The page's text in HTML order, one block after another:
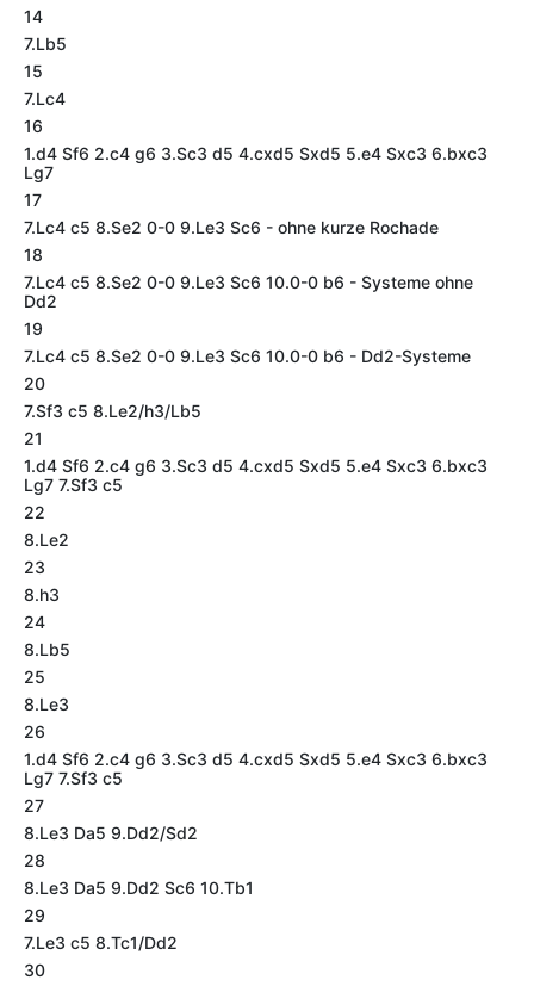
14
7.Lb5
15
7.Lc4
16
1.d4 Sf6 2.c4 g6 3.Sc3 d5 4.cxd5 Sxd5 5.e4 Sxc3 6.bxc3
Lg7
17
7.Lc4 c5 8.Se2 0-0 9.Le3 Sc6 - ohne kurze Rochade
18
7.Lc4 c5 8.Se2 0-0 9.Le3 Sc6 10.0-0 b6 - Systeme ohne
Dd2
19
7.Lc4 c5 8.Se2 0-0 9.Le3 Sc6 10.0-0 b6 - Dd2-Systeme
20
7.Sf3 c5 8.Le2/h3/Lb5
21
1.d4 Sf6 2.c4 g6 3.Sc3 d5 4.cxd5 Sxd5 5.e4 Sxc3 6.bxc3
Lg7 7.Sf3 c5
22
8.Le2
23
8.h3
24
8.Lb5
25
8.Le3
26
1.d4 Sf6 2.c4 g6 3.Sc3 d5 4.cxd5 Sxd5 5.e4 Sxc3 6.bxc3
Lg7 7.Sf3 c5
27
8.Le3 Da5 9.Dd2/Sd2
28
8.Le3 Da5 9.Dd2 Sc6 10.Tb1
29
7.Le3 c5 8.Tc1/Dd2
30